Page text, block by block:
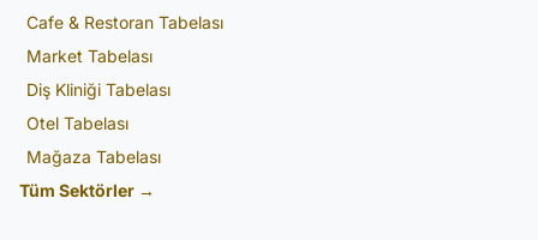
Cafe & Restoran Tabelası
Market Tabelası
Diş Kliniği Tabelası
Otel Tabelası
Mağaza Tabelası
Tüm Sektörler →